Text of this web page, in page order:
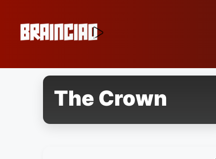
conteúdo
The Crown